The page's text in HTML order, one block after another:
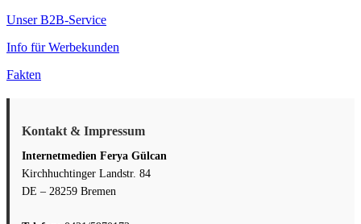
Unser B2B-Service
Info für Werbekunden
Fakten
Kontakt & Impressum
Internetmedien Ferya Gülcan
Kirchhuchtinger Landstr. 84
DE – 28259 Bremen